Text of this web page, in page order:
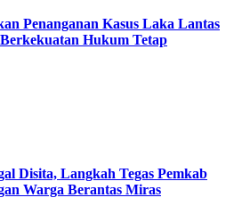
Penanganan Kasus Laka Lantas
Hukum Tetap
Disita, Langkah Tegas Pemkab
Warga Berantas Miras